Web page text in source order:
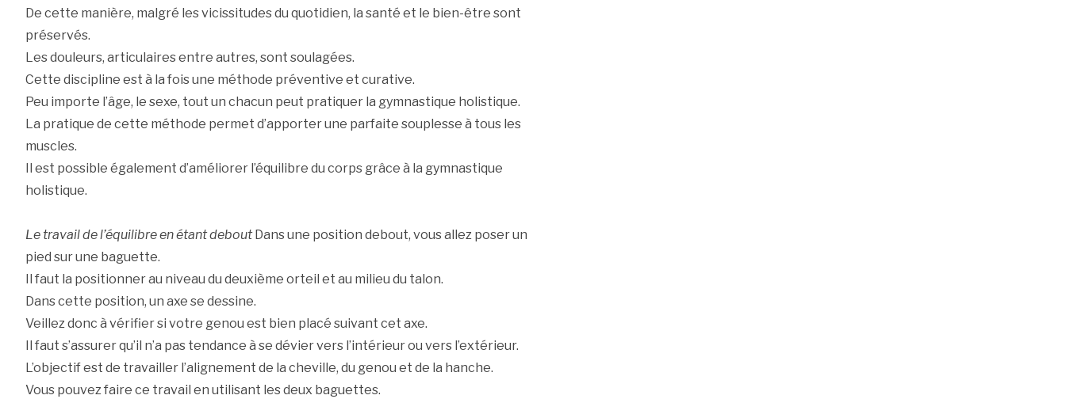
De cette manière, malgré les vicissitudes du quotidien, la santé et le bien-être sont
préservés.
Les douleurs, articulaires entre autres, sont soulagées.
Cette discipline est à la fois une méthode préventive et curative.
Peu importe l’âge, le sexe, tout un chacun peut pratiquer la gymnastique holistique.
La pratique de cette méthode permet d’apporter une parfaite souplesse à tous les
muscles.
Il est possible également d’améliorer l’équilibre du corps grâce à la gymnastique
holistique.
Le travail de l’équilibre en étant deboutDans une position debout, vous allez poser un
pied sur une baguette.
Il faut la positionner au niveau du deuxième orteil et au milieu du talon.
Dans cette position, un axe se dessine.
Veillez donc à vérifier si votre genou est bien placé suivant cet axe.
Il faut s’assurer qu’il n’a pas tendance à se dévier vers l’intérieur ou vers l’extérieur.
L’objectif est de travailler l’alignement de la cheville, du genou et de la hanche.
Vous pouvez faire ce travail en utilisant les deux baguettes.